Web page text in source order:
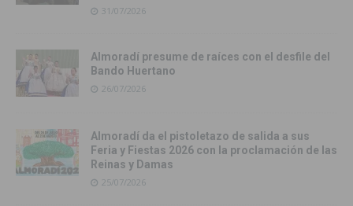
31/07/2026
Almoradí presume de raíces con el desfile del
Bando Huertano
26/07/2026
Almoradí da el pistoletazo de salida a sus
Feria y Fiestas 2026 con la proclamación de las
Reinas y Damas
25/07/2026